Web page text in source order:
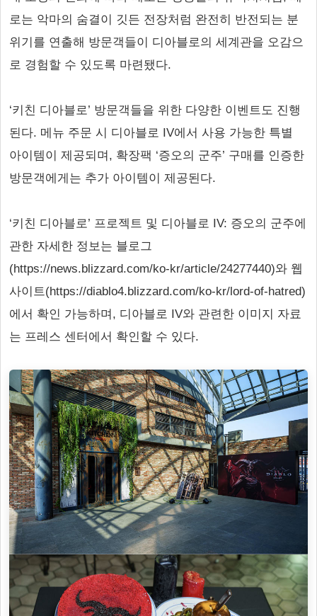
로는 악마의 숨결이 깃든 전장처럼 완전히 반전되는 분
위기를 연출해 방문객들이 디아블로의 세계관을 오감으
로 경험할 수 있도록 마련됐다.
‘키친 디아블로’ 방문객들을 위한 다양한 이벤트도 진행
된다. 메뉴 주문 시 디아블로 IV에서 사용 가능한 특별
아이템이 제공되며, 확장팩 ‘증오의 군주’ 구매를 인증한
방문객에게는 추가 아이템이 제공된다.
‘키친 디아블로’ 프로젝트 및 디아블로 IV: 증오의 군주에
관한 자세한 정보는 블로그
(https://news.blizzard.com/ko-kr/article/24277440)와 웹
사이트(https://diablo4.blizzard.com/ko-kr/lord-of-hatred)
에서 확인 가능하며, 디아블로 IV와 관련한 이미지 자료
는 프레스 센터에서 확인할 수 있다.